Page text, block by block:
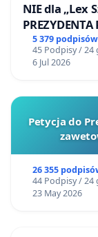
NIE dla „Lex
PREZYDENTA
5 379 podpisów
45 Podpisy / 24
6 Jul 2026
Petycja do
26 355
44 Podpisy / 24
23 May 2026